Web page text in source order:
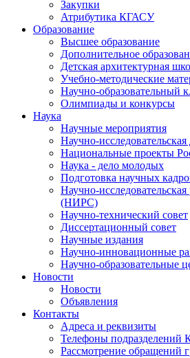
Закупки
Атрибутика КГАСУ
Образование
Высшее образование
Дополнительное
Детская архитектурная
Учебно-методические
Научно-образовательный
Олимпиады и конкурсы
Наука
Научные мероприятия
Научно-исследовательская
Национальные проекты
Наука - дело молодых
Подготовка научных
Научно-исследовательская
(НИРС)
Научно-технический совет
Диссертационный совет
Научные издания
Научно-инновационные
Научно-образовательные
Новости
Новости
Объявления
Контакты
Адреса и реквизиты
Телефоны подразделений
Рассмотрение обращений